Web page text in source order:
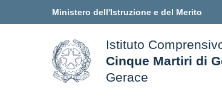
Ministero dell'Istruzione e del Merito
della scuola
Istituto
Cinque Martiri di
Gerace